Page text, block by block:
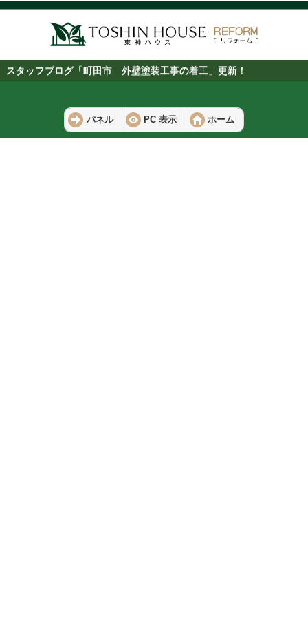
スタッフブログ「町田市 外壁塗装工事の着工」更新！
パネル PC 表示 ホーム